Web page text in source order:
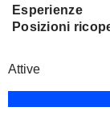
Esperienze
Posizioni
Attive